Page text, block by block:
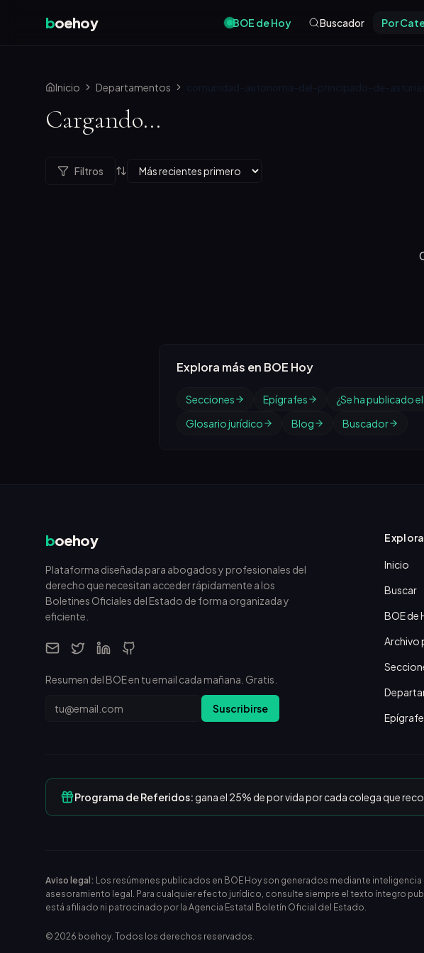
boehoy BOE de Hoy Buscador Por
Inicio Departamentos comunidad-autonoma-del-principado-de-asturias
Cargando...
Filtros
Explora más en BOE Hoy
Secciones Epígrafes ¿Se ha publicado
Glosario jurídico
Blog Buscador
boehoy
Plataforma diseñada para abogados y profesionales del
derecho que necesitan acceder rápidamente a los
Boletines Oficiales del Estado de forma organizada y
eficiente.
Resumen del BOE en tu email cada mañana. Gratis.
Email Suscribirse
Inicio
Buscar
BOE de
Archivo
Programa de Referidos:gana el 25% de por vida por cada colega que
Aviso legal: Los resúmenes publicados en BOE Hoy son generados mediante
asesoramiento legal. Para cualquier efecto jurídico, consulte siempre el texto íntegro
está afiliado ni patrocinado por la Agencia Estatal Boletín Oficial del Estado.
© 2026 boehoy. Todos los derechos reservados.